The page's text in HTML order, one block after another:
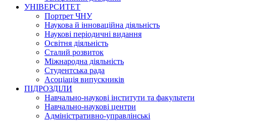
УНІВЕРСИТЕТ
Портрет ЧНУ
Наукова й інноваційна діяльність
Наукові періодичні видання
Освітня діяльність
Сталий розвиток
Міжнародна діяльність
Студентська рада
Асоціація випускників
ПІДРОЗДІЛИ
Навчально-наукові інститути та факультети
Навчально-наукові центри
Адміністративно-управлінські